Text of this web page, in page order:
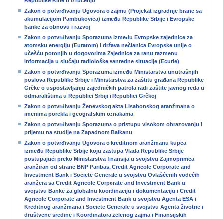
Zakon o potvrđivanju Ugovora o zajmu (Projekat izgradnje brane sa
akumulacijom Pambukovica) između Republike Srbije i Evropske
banke za obnovu i razvoj
Zakon o potvrđivanju Sporazuma između Evropske zajednice za
atomsku energiju (Euratom) i država nečlanica Evropske unije o
učešću potonjih u dogovorima Zajednice za ranu razmenu
informacija u slučaju radiološke vanredne situacije (Ecurie)
Zakon o potvrđivanju Sporazuma između Ministarstva unutrašnjih
poslova Republike Srbije i Ministarstva za zaštitu građana Republike
Grčke o uspostavljanju zajedničkih patrola radi zaštite javnog reda u
odmaralištima u Republici Srbiji i Republici Grčkoj
Zakon o potvrđivanju Ženevskog akta Lisabonskog aranžmana o
imenima porekla i geografskim oznakama
Zakon o potvrđivanju Sporazuma o pristupu visokom obrazovanju i
prijemu na studije na Zapadnom Balkanu
Zakon o potvrđivanju Ugovora o kreditnom aranžmanu kupca
između Republike Srbije koju zastupa Vlada Republike Srbije
postupajući preko Ministarstva finansija u svojstvu Zajmoprimca
aranžiran od strane BNP Paribas, Credit Agricole Corporate and
Investment Bank i Societe Generale u svojstvu Ovlašćenih vodećih
aranžera sa Credit Agricole Corporate and Investment Bank u
svojstvu Banke za globalnu koordinaciju i dokumentaciju i Credit
Agricole Corporate and Investment Bank u svojstvu Agenta ESA i
Kreditnog aranžmana i Societe Generale u svojstvu Agenta životne i
društvene sredine i Koordinatora zelenog zajma i Finansijskih